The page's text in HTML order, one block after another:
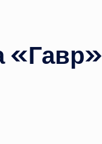
«Гавр»